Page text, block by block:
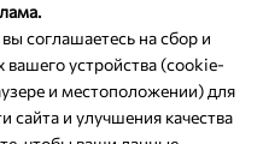
соглашаетесь на сбор и
вашего устройства (cookie-
и местоположении) для
сайта и улучшения качества
СВЯЗЬ